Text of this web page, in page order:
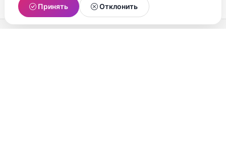
Принять Отклонить